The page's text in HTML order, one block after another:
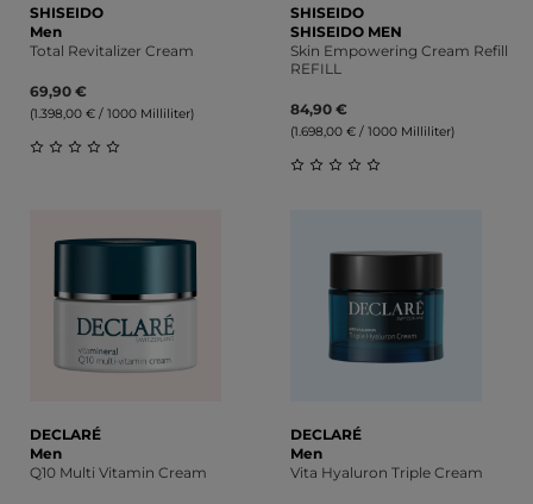
SHISEIDO
Men
Total Revitalizer Cream
69,90 €
(1.398,00 € / 1000 Milliliter)
SHISEIDO
SHISEIDO MEN
Skin Empowering Cream Refill
REFILL
84,90 €
(1.698,00 € / 1000 Milliliter)
DECLARÉ
Men
Q10 Multi Vitamin Cream
DECLARÉ
Men
Vita Hyaluron Triple Cream